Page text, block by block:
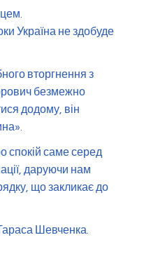
Україна не здобуде
вторгнення з
безмежно
додому, він
спокій саме серед
даруючи нам
що закликає до
Шевченка.